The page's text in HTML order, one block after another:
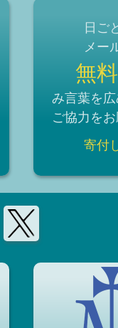
日ご
メー
無料
み言葉を
ご協力を
寄付